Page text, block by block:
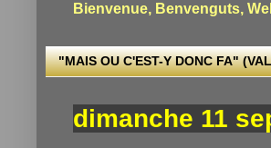
Bienvenue, Benvenguts,
"MAIS OU C'EST-Y DONC FA"
dimanche 11